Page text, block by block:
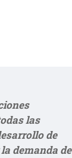
las
de
demanda de